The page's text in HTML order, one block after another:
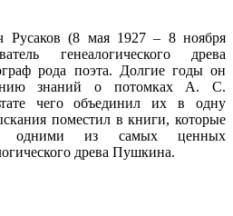
Русаков (8 мая 1927 – 8 ноября
генеалогического древа
рода поэта. Долгие годы он
знаний о потомках А. С.
чего объединил их в одну
поместил в книги, которые
одними из самых ценных
древа Пушкина.